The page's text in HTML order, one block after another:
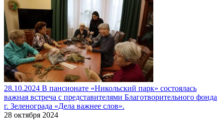
28.10.2024 В пансионате «Никольский парк» состоялась
важная встреча с представителями Благотворительного фонда
г. Зеленограда «Дела важнее слов».
28 октября 2024